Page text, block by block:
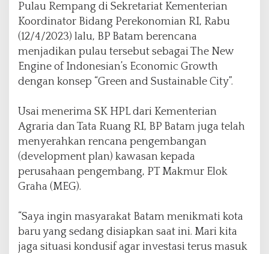
Pulau Rempang di Sekretariat Kementerian
Koordinator Bidang Perekonomian RI, Rabu
(12/4/2023) lalu, BP Batam berencana
menjadikan pulau tersebut sebagai The New
Engine of Indonesian’s Economic Growth
dengan konsep “Green and Sustainable City”.
Usai menerima SK HPL dari Kementerian
Agraria dan Tata Ruang RI, BP Batam juga telah
menyerahkan rencana pengembangan
(development plan) kawasan kepada
perusahaan pengembang, PT Makmur Elok
Graha (MEG).
“Saya ingin masyarakat Batam menikmati kota
baru yang sedang disiapkan saat ini. Mari kita
jaga situasi kondusif agar investasi terus masuk